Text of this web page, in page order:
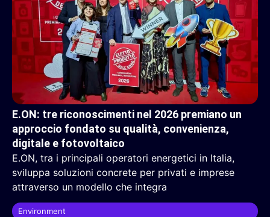
E.ON: tre riconoscimenti nel 2026 premiano un
approccio fondato su qualità, convenienza,
digitale e fotovoltaico
E.ON, tra i principali operatori energetici in Italia,
sviluppa soluzioni concrete per privati e imprese
attraverso un modello che integra
Environment